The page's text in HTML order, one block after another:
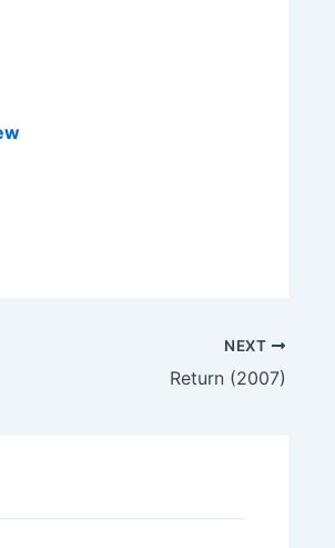
NEXT
Return (2007)